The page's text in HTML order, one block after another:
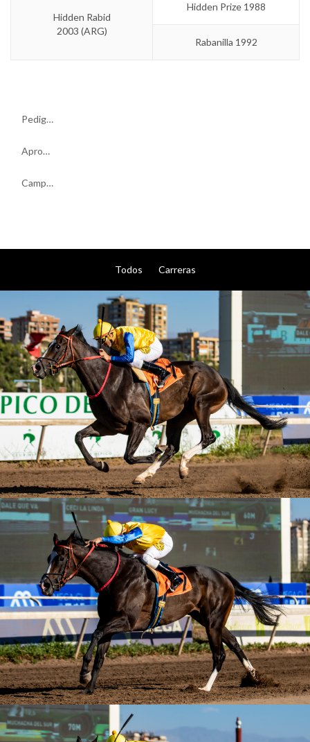
Hidden Rabid
2003 (ARG)
Hidden Prize 1988
Rabanilla 1992
Pedigree
Aprontes
Campaña
Todos Carreras